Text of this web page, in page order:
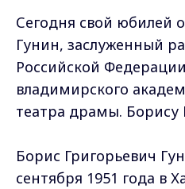
Сегодня свой юбилей
Гунин, заслуженный
Российской
владимирского
театра драмы. Борису
Борис Григорьевич
сентября 1951 года в